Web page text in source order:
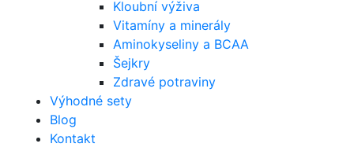
Kloubní výživa
Vitamíny a minerály
Aminokyseliny a BCAA
Šejkry
Zdravé potraviny
Výhodné sety
Blog
Kontakt